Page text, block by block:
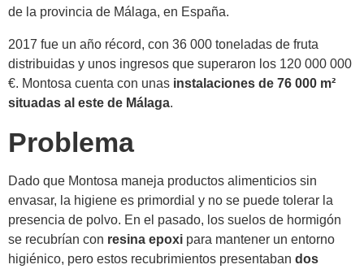
de la provincia de Málaga, en España.
2017 fue un año récord, con 36 000 toneladas de fruta
distribuidas y unos ingresos que superaron los 120 000 000
€. Montosa cuenta con unas instalaciones de 76 000 m²
situadas al este de Málaga.
Problema
Dado que Montosa maneja productos alimenticios sin
envasar, la higiene es primordial y no se puede tolerar la
presencia de polvo. En el pasado, los suelos de hormigón
se recubrían con resina epoxi para mantener un entorno
higiénico, pero estos recubrimientos presentaban dos